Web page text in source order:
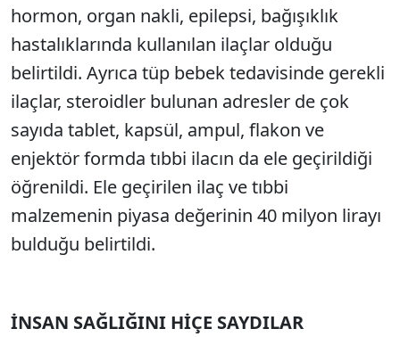
hormon, organ nakli, epilepsi, bağışıklık
hastalıklarında kullanılan ilaçlar olduğu
belirtildi. Ayrıca tüp bebek tedavisinde gerekli
ilaçlar, steroidler bulunan adresler de çok
sayıda tablet, kapsül, ampul, flakon ve
enjektör formda tıbbi ilacın da ele geçirildiği
öğrenildi. Ele geçirilen ilaç ve tıbbi
malzemenin piyasa değerinin 40 milyon lirayı
bulduğu belirtildi.
İNSAN SAĞLIĞINI HİÇE SAYDILAR